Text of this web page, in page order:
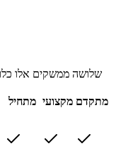
שלושה ממשקים אלו
מתחיל מקצועי מתקדם